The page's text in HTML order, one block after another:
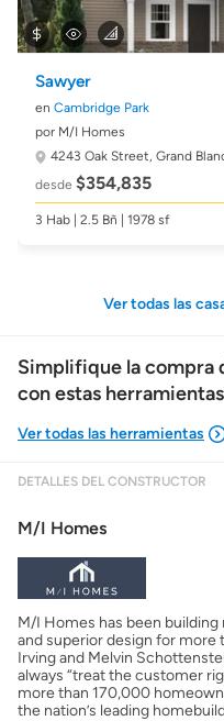
Sawyer
en Cambridge Park
por M/I Homes
4243 Oak Street, Grand
desde $354,835
3 Hab | 2.5 Bñ | 1978 sf
Ver todas las
Simplifique la compra
con estas
Obtener mi
Calcular mi hipoteca
DETALLES DEL CONSTRUCTOR
M/I Homes
M/I Homes has been
and superior design for more
Irving and Melvin
always “treat the customer
more than 170,000
the nation’s leading